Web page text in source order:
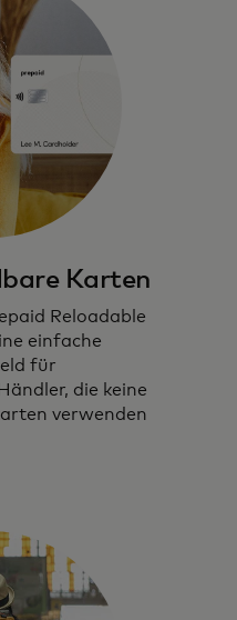
und nahtlose
Karten
Reloadable
einfache
für
die keine
verwenden